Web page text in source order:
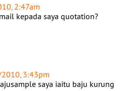
2:47am
kepada saya quotation?
3:43pm
saya iaitu baju kurung